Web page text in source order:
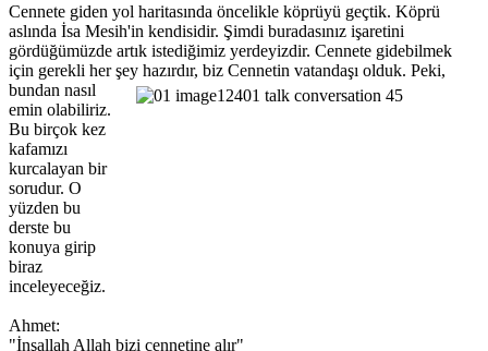
Cennete giden yol haritasında öncelikle köprüyü geçtik. Köprü
aslında İsa Mesih'in kendisidir. Şimdi buradasınız işaretini
gördüğümüzde artık istediğimiz yerdeyizdir. Cennete gidebilmek
için gerekli her şey hazırdır, biz Cennetin vatandaşı olduk. Peki,
bundan nasıl
emin olabiliriz.
Bu birçok kez
kafamızı
kurcalayan bir
sorudur. O
yüzden bu
derste bu
konuya girip
biraz
inceleyeceğiz.
Ahmet:
"İnşallah Allah bizi cennetine alır"